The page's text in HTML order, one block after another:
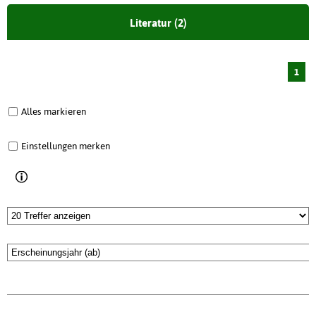
Literatur (2)
1
Alles markieren
Einstellungen merken